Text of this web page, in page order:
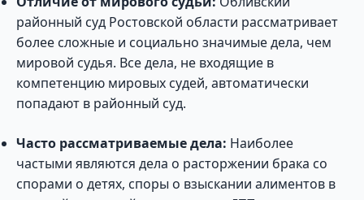
районный суд Ростовской области рассматривает
более сложные и социально значимые дела, чем
мировой судья. Все дела, не входящие в
компетенцию мировых судей, автоматически
попадают в районный суд.
Часто рассматриваемые дела: Наиболее
частыми являются дела о расторжении брака со
спорами о детях, споры о взыскании алиментов в